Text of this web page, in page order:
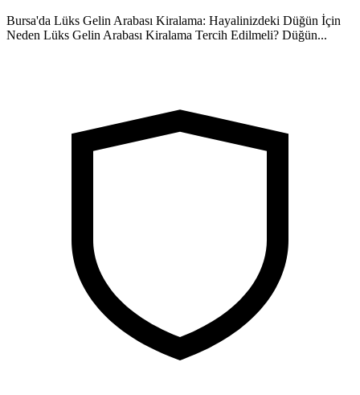
Bursa'da Lüks Gelin Arabası Kiralama: Hayalinizdeki Düğün İçin
Neden Lüks Gelin Arabası Kiralama Tercih Edilmeli? Düğün...